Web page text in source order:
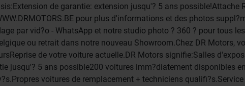
de garantie: extension jusqu'? 5 ans possible!Attache
pour plus d'informations et des photos
par vid?o - WhatsApp et notre studio photo ? 360 ? pour tous
ou retrait dans notre nouveau Showroom.Chez DR Motors,
de votre voiture actuelle.DR Motors signifie:Salles
jusqu'? 5 ans possible200 voitures imm?diatement disponibles
voitures de remplacement + techniciens